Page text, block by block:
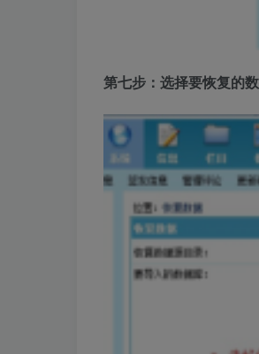
第七步：选择要恢复的